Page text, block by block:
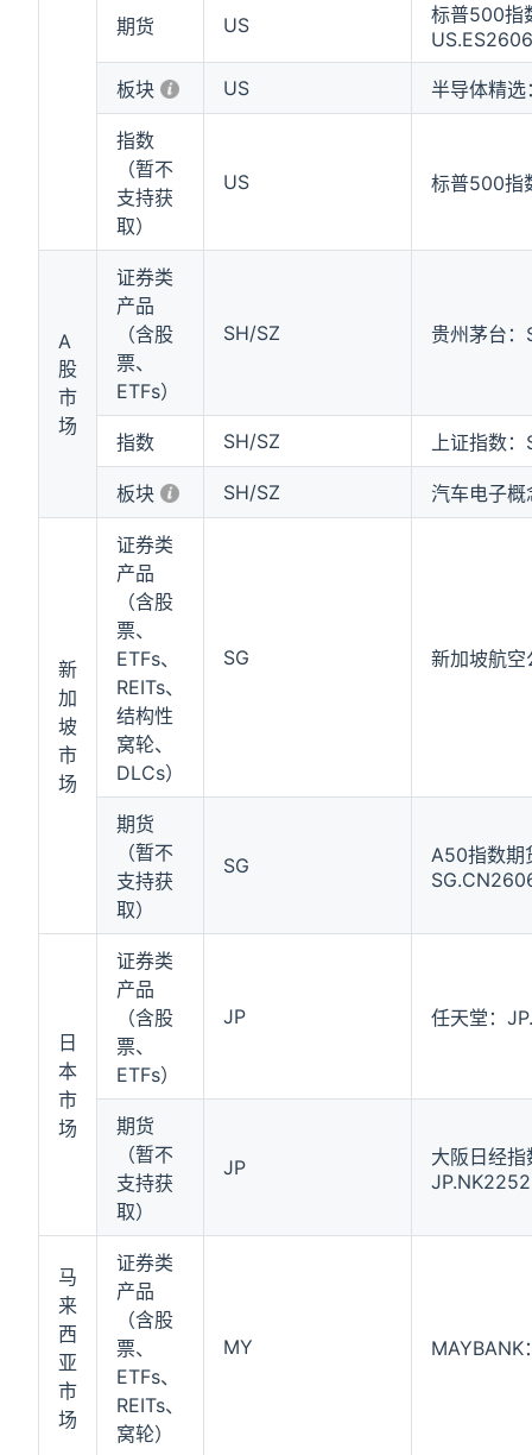
期货 US
标普500指
US.ES2606
板块 US 半导体精
指数
（暂不
支持获
取）
US 标普500指
A
股
市
场
证券类
产品
（含股
票、
ETFs）
SH/SZ 贵州茅台
指数 SH/SZ 上证指数
板块 SH/SZ 汽车电子概
新
加
坡
市
场
证券类
产品
（含股
票、
ETFs、
REITs、
结构性
窝轮、
DLCs）
SG 新加坡航
期货
（暂不
支持获
取）
SG
A50指数
日
本
市
场
证券类
产品
（含股
票、
ETFs）
JP 任天堂：
期货
（暂不
支持获
取）
JP
大阪日经
马
来
西
亚
市
场
证券类
产品
（含股
票、
ETFs、
REITs、
窝轮）
MY MAYBANK